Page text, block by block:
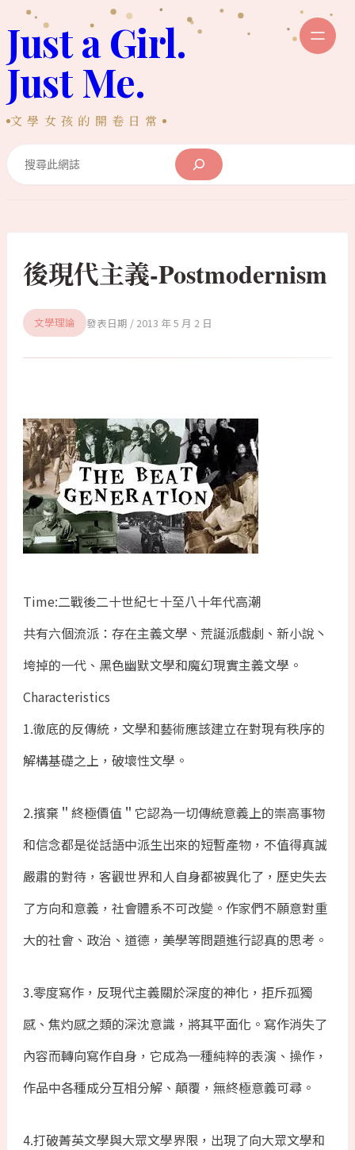
至
主
內
容
Just a Girl.
Just Me.
文學女孩的開卷日常
後現代主義-Postmodernism
文學理論 2013 年 5 月 2 日
Time:二戰後二十世紀七十至八十年代高潮
共有六個流派：存在主義文學、荒誕派戲劇、新小說丶
垮掉的一代、黑色幽默文學和魔幻現實主義文學。
Characteristics
1.徹底的反傳統，文學和藝術應該建立在對現有秩序的
解構基礎之上，破壞性文學。
2.擯棄＂終極價值＂它認為一切傳統意義上的崇高事物
和信念都是從話語中派生出來的短暫產物，不值得真誠
嚴肅的對待，客觀世界和人自身都被異化了，歷史失去
了方向和意義，社會體系不可改變。作家們不願意對重
大的社會、政治、道德，美學等問題進行認真的思考。
3.零度寫作，反現代主義關於深度的神化，拒斥孤獨
感、焦灼感之類的深沈意識，將其平面化。寫作消失了
內容而轉向寫作自身，它成為一種純粹的表演、操作，
作品中各種成分互相分解、顛覆，無終極意義可尋。
4.打破菁英文學與大眾文學界限，出現了向大眾文學和